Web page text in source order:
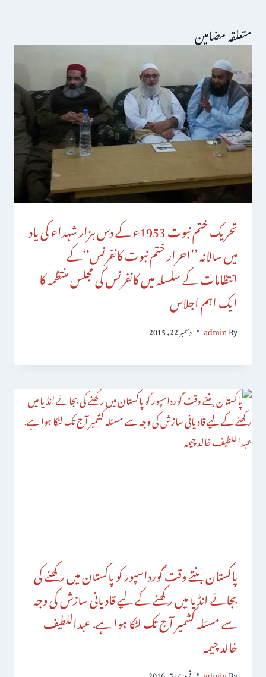
متعلقہ مضامین
تحریک ختم نبوت 1953ء کے دس ہزار شہداء کی یاد
میں سالانہ ’’احرار ختم نبوت کانفرنس‘‘کے
انتظامات کے سلسلہ میں کانفرنس کی مجلس منتظمہ کا
ایک اہم اجلاس
By
admin دسمبر 22, 2015
پاکستان بنتے وقت گورداسپور کو پاکستان میں رکھنے کی
بجائے انڈیا میں رکھنے کے لیے قادیانی سازش کی وجہ
سے مسئلہ کشمیر آج تک لٹکا ہوا ہے. عبداللطیف
خالد چیمہ